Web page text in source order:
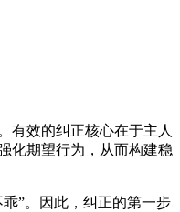
有效的纠正核心在于主人
化期望行为，从而构建稳
”。因此，纠正的第一步